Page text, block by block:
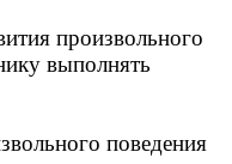
произвольного
выполнять
поведения